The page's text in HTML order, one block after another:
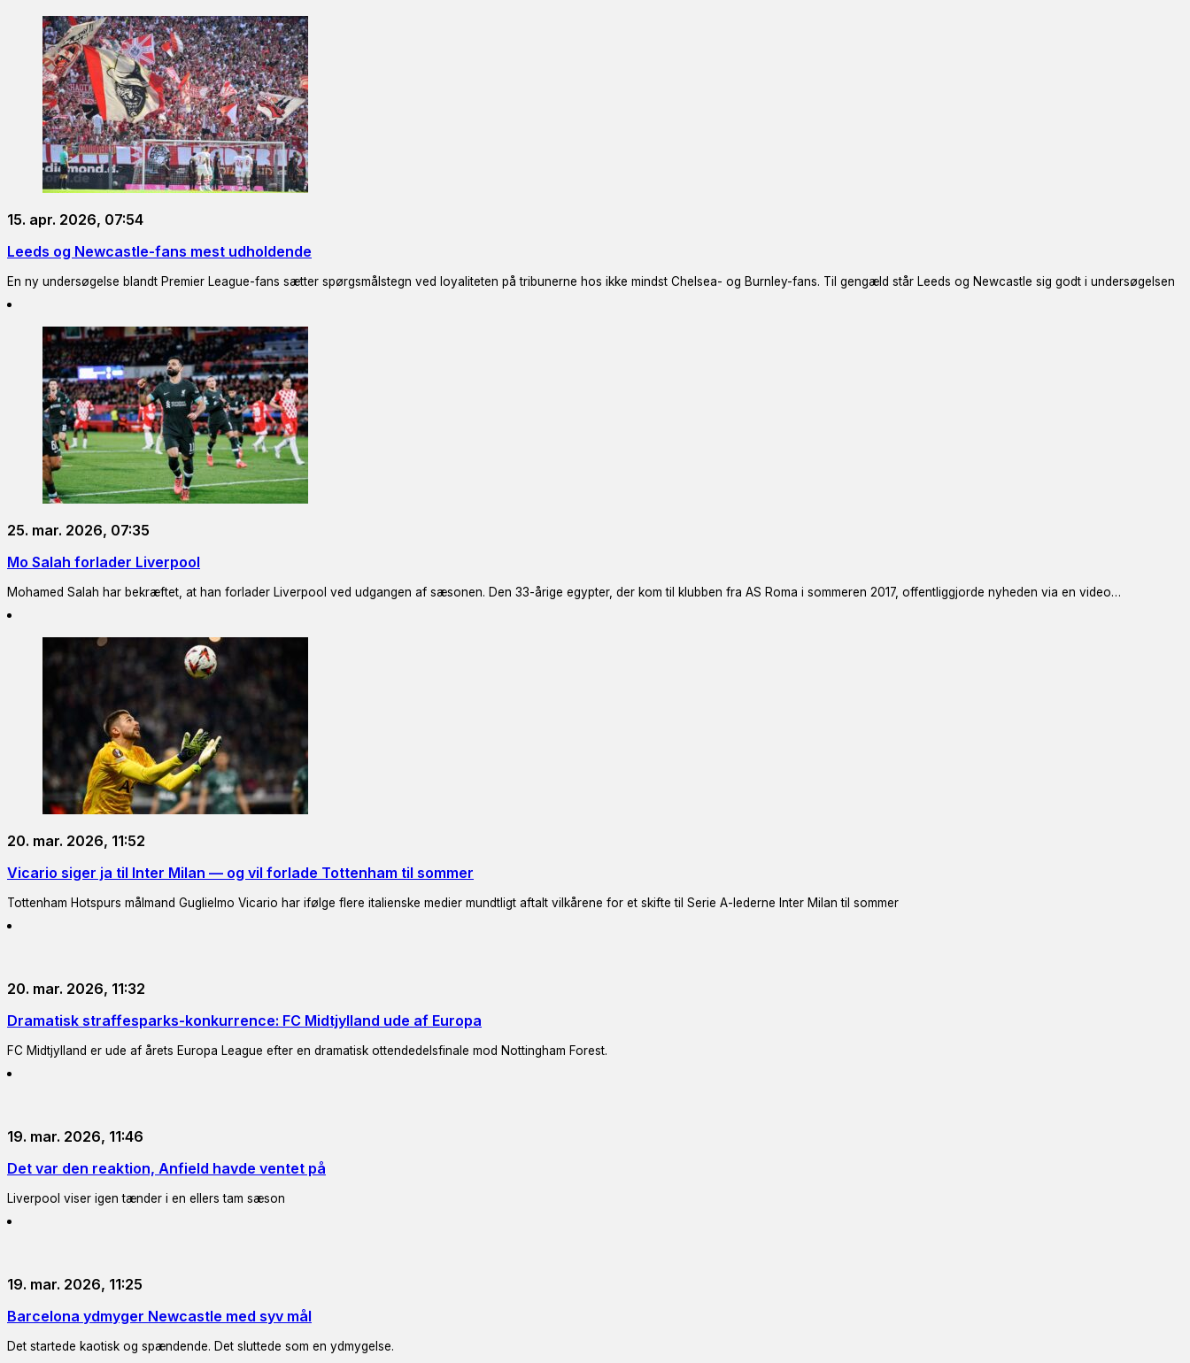
15. apr. 2026, 07:54
Leeds og Newcastle-fans mest udholdende
En ny undersøgelse blandt Premier League-fans sætter spørgsmålstegn ved loyaliteten på tribunerne hos ikke mindst Chelsea- og Burnley-fans. Til gengæld står Leeds og Newcastle sig godt i undersøgelsen
25. mar. 2026, 07:35
Mo Salah forlader Liverpool
Mohamed Salah har bekræftet, at han forlader Liverpool ved udgangen af sæsonen. Den 33-årige egypter, der kom til klubben fra AS Roma i sommeren 2017, offentliggjorde nyheden via en video…
20. mar. 2026, 11:52
Vicario siger ja til Inter Milan — og vil forlade Tottenham til sommer
Tottenham Hotspurs målmand Guglielmo Vicario har ifølge flere italienske medier mundtligt aftalt vilkårene for et skifte til Serie A-lederne Inter Milan til sommer
20. mar. 2026, 11:32
Dramatisk straffesparks-konkurrence: FC Midtjylland ude af Europa
FC Midtjylland er ude af årets Europa League efter en dramatisk ottendedelsfinale mod Nottingham Forest.
19. mar. 2026, 11:46
Det var den reaktion, Anfield havde ventet på
Liverpool viser igen tænder i en ellers tam sæson
19. mar. 2026, 11:25
Barcelona ydmyger Newcastle med syv mål
Det startede kaotisk og spændende. Det sluttede som en ydmygelse.